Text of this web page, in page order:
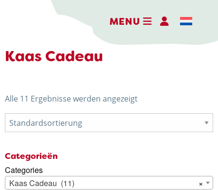
MENU
DER ERLEBNISBAUERNHOF
DIE KÄSEREI
AKTIVITÄTEN
HOFLADEN
Kaas Cadeau
Alle 11 Ergebnisse werden angezeigt
Categorieën
Categories
×
Kaas Cadeau (11)